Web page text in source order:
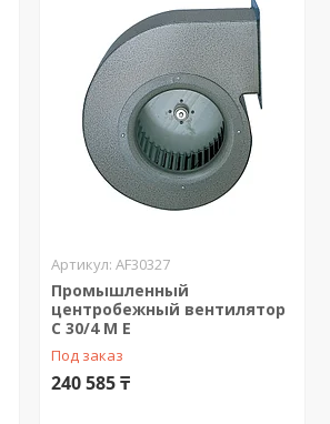
AF30327
Промышленный
центробежный вентилятор
C 30/4 M E
Под заказ
240 585 ₸